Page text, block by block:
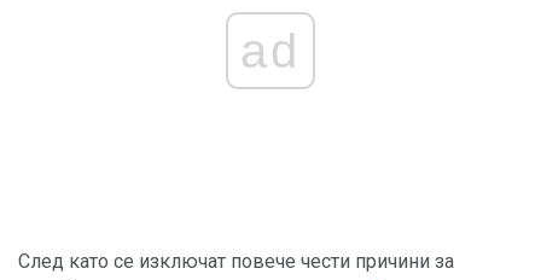
ad
След като се изключат повече чести причини за